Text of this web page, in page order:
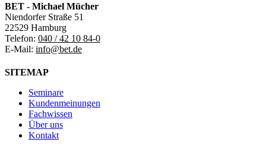
BET - Michael Mücher
Niendorfer Straße 51
22529 Hamburg
Telefon: 040 / 42 10 84-0
E-Mail: info@bet.de
SITEMAP
Seminare
Kundenmeinungen
Fachwissen
Über uns
Kontakt